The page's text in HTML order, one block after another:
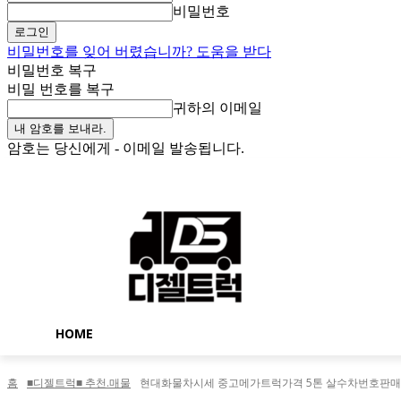
비밀번호
비밀번호를 잊어 버렸습니까? 도움을 받다
비밀번호 복구
비밀 번호를 복구
귀하의 이메일
암호는 당신에게 - 이메일 발송됩니다.
HOME
홈 ■디젤트럭■ 추천.매물 현대화물차시세 중고메가트럭가격 5톤 살수차번호판